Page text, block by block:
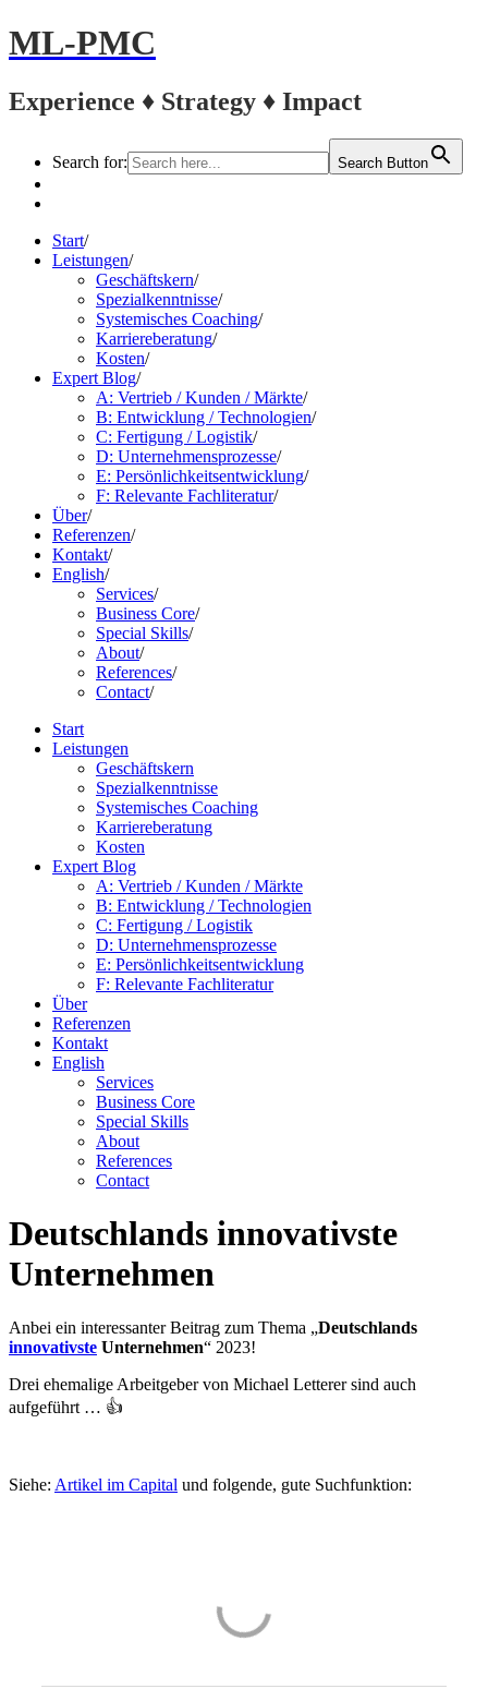
ML-PMC
Experience ♦ Strategy ♦ Impact
Search for: Search Button
Start/
Leistungen/
Geschäftskern/
Spezialkenntnisse/
Systemisches Coaching/
Karriereberatung/
Kosten/
Expert Blog/
A: Vertrieb / Kunden / Märkte/
B: Entwicklung / Technologien/
C: Fertigung / Logistik/
D: Unternehmensprozesse/
E: Persönlichkeitsentwicklung/
F: Relevante Fachliteratur/
Über/
Referenzen/
Kontakt/
English/
Services/
Business Core/
Special Skills/
About/
References/
Contact/
Start
Leistungen
Geschäftskern
Spezialkenntnisse
Systemisches Coaching
Karriereberatung
Kosten
Expert Blog
A: Vertrieb / Kunden / Märkte
B: Entwicklung / Technologien
C: Fertigung / Logistik
D: Unternehmensprozesse
E: Persönlichkeitsentwicklung
F: Relevante Fachliteratur
Über
Referenzen
Kontakt
English
Services
Business Core
Special Skills
About
References
Contact
Deutschlands innovativste
Unternehmen
Anbei ein interessanter Beitrag zum Thema „Deutschlands
innovativste Unternehmen“ 2023!
Drei ehemalige Arbeitgeber von Michael Letterer sind auch
aufgeführt … 👍
Siehe: Artikel im Capital und folgende, gute Suchfunktion: